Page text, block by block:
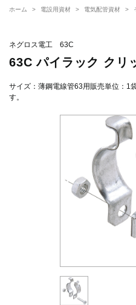
ホーム > 電設用資材 > 電気配管資材 >
ネグロス電工 63C
63C パイラック クリ
サイズ：薄鋼電線管63用販売単位：1
す。